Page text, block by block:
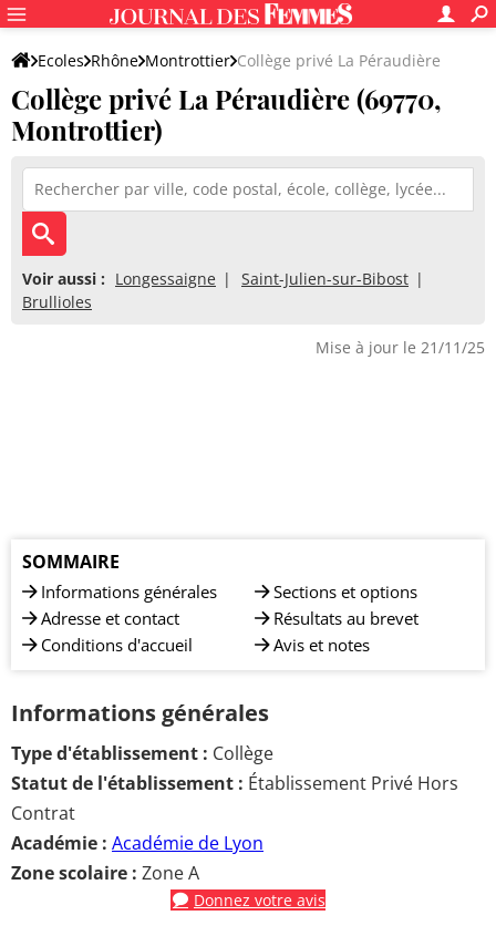
Ecoles Rhône Montrottier Collège privé La Péraudière
Collège privé La Péraudière (69770,
Montrottier)
Voir aussi : Longessaigne
Saint-Julien-sur-Bibost
Brullioles
Mise à jour le 21/11/25
SOMMAIRE
Informations générales
Adresse et contact
Conditions d'accueil
Sections et options
Résultats au brevet
Avis et notes
Informations générales
Type d'établissement : Collège
Statut de l'établissement : Établissement Privé Hors
Contrat
Académie : Académie de Lyon
Zone scolaire : Zone A
Donnez votre avis